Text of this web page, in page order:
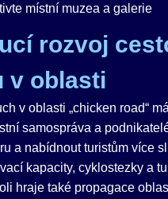
místní muzea a galerie
rozvoj
v oblasti
v oblasti „chicken road“
samospráva a
a nabídnout turistům více
kapacity, cyklostezky a
hraje také propagace